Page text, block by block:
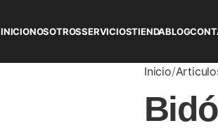
INICIONOSOTROSSERVICIOSTIENDABLOG
Inicio